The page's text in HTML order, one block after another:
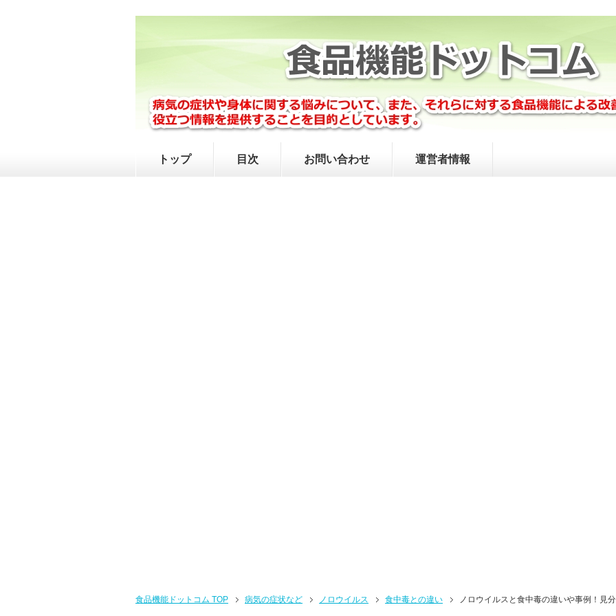
トップ 目次 お問い合わせ 運営者情報
食品機能ドットコム TOP 病気の症状など ノロウイルス 食中毒との違い ノロウイルスと食中毒の違いや事例！見